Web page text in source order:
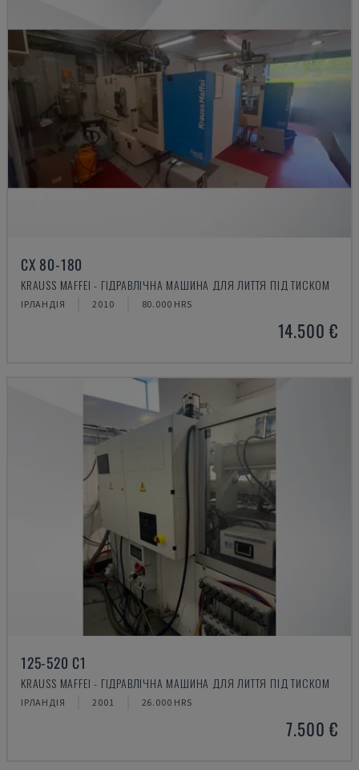
CX 80-180
KRAUSS MAFFEI - ГІДРАВЛІЧНА МАШИНА ДЛЯ ЛИТТЯ ПІД ТИСКОМ
ІРЛАНДІЯ 2010 80.000 HRS
14.500 €
125-520 C1
KRAUSS MAFFEI - ГІДРАВЛІЧНА МАШИНА ДЛЯ ЛИТТЯ ПІД ТИСКОМ
ІРЛАНДІЯ 2001 26.000 HRS
7.500 €